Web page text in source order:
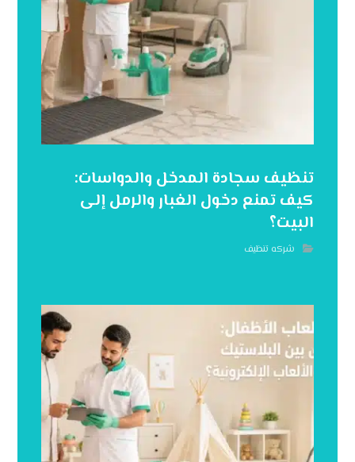
تنظيف سجادة المدخل والدواسات:
كيف تمنع دخول الغبار والرمل إلى
البيت؟
شركه تنظيف